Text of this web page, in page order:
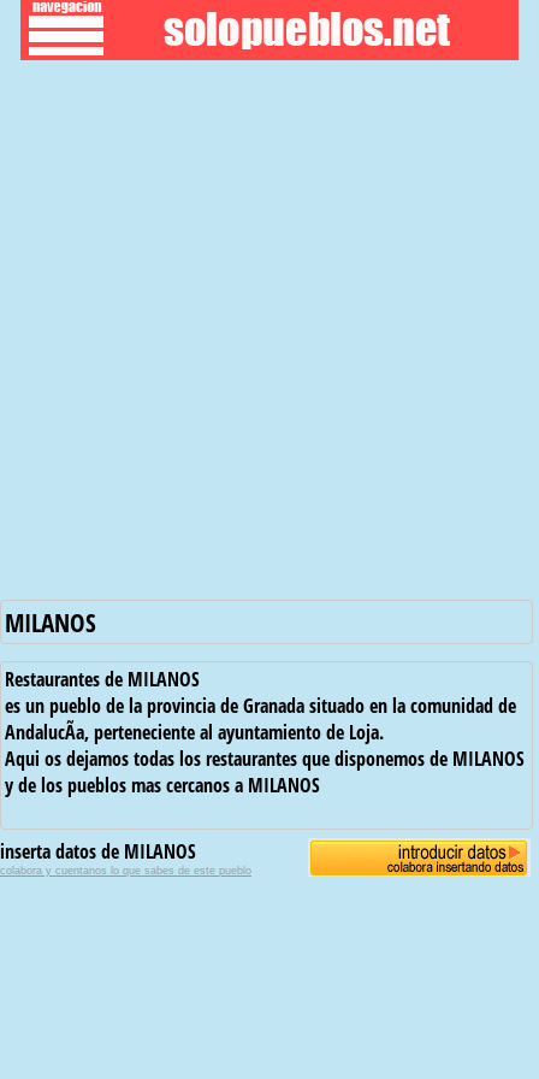
MILANOS
Restaurantes de MILANOS
es un pueblo de la provincia de Granada situado en la comunidad de
AndalucÃ­a, perteneciente al ayuntamiento de Loja.
Aqui os dejamos todas los restaurantes que disponemos de MILANOS
y de los pueblos mas cercanos a MILANOS
inserta datos de MILANOS
colabora y cuentanos lo que sabes de este pueblo